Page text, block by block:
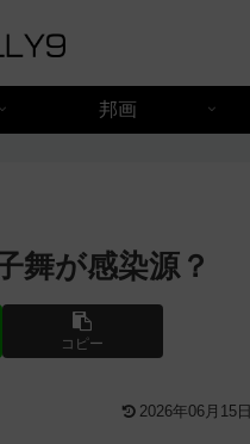
邦画
舞が感染源？
コピー
2026年06月15日